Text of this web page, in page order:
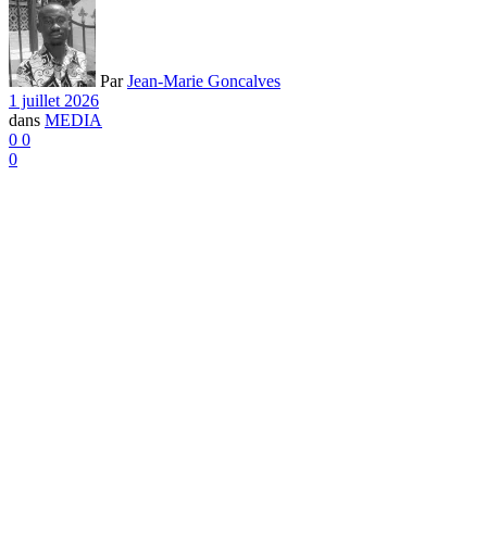
Par Jean-Marie Goncalves
1 juillet 2026
dans MEDIA
0 0
0